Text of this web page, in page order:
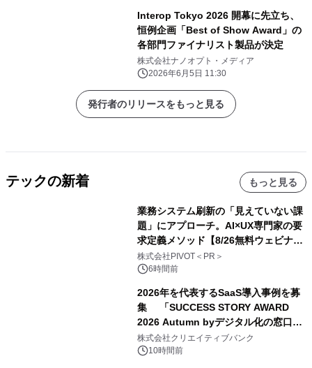
Interop Tokyo 2026 開幕に先立ち、
恒例企画「Best of Show Award」の
各部門ファイナリスト製品が決定
株式会社ナノオプト・メディア
2026年6月5日 11:30
発行者のリリースをもっと見る
テックの新着 もっと見る
業務システム刷新の「見えていない課
題」にアプローチ。AI×UX専門家の要
求定義メソッド【8/26無料ウェビナ
ー】株式会社PIVOT
株式会社PIVOT＜PR＞
6時間前
2026年を代表するSaaS導入事例を募
集 「SUCCESS STORY AWARD
2026 Autumn byデジタル化の窓口」
開催
株式会社クリエイティブバンク
10時間前